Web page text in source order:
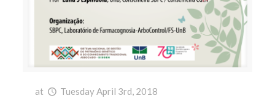
at Tuesday April 3rd, 2018